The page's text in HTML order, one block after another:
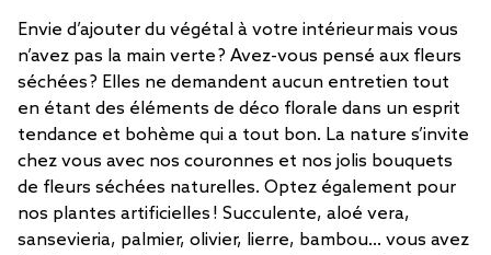
Envie d’ajouter du végétal à votre intérieur mais vous
n’avez pas la main verte ? Avez-vous pensé aux fleurs
séchées ? Elles ne demandent aucun entretien tout
en étant des éléments de déco florale dans un esprit
tendance et bohème qui a tout bon. La nature s’invite
chez vous avec nos couronnes et nos jolis bouquets
de fleurs séchées naturelles. Optez également pour
nos plantes artificielles ! Succulente, aloé vera,
sansevieria, palmier, olivier, lierre, bambou… vous avez